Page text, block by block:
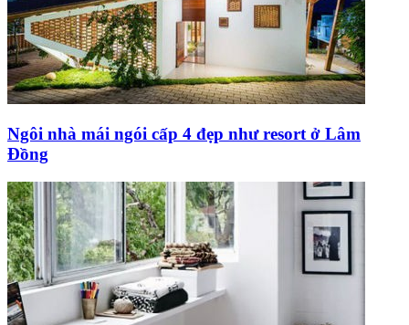
Ngôi nhà mái ngói cấp 4 đẹp như resort ở Lâm
Đồng